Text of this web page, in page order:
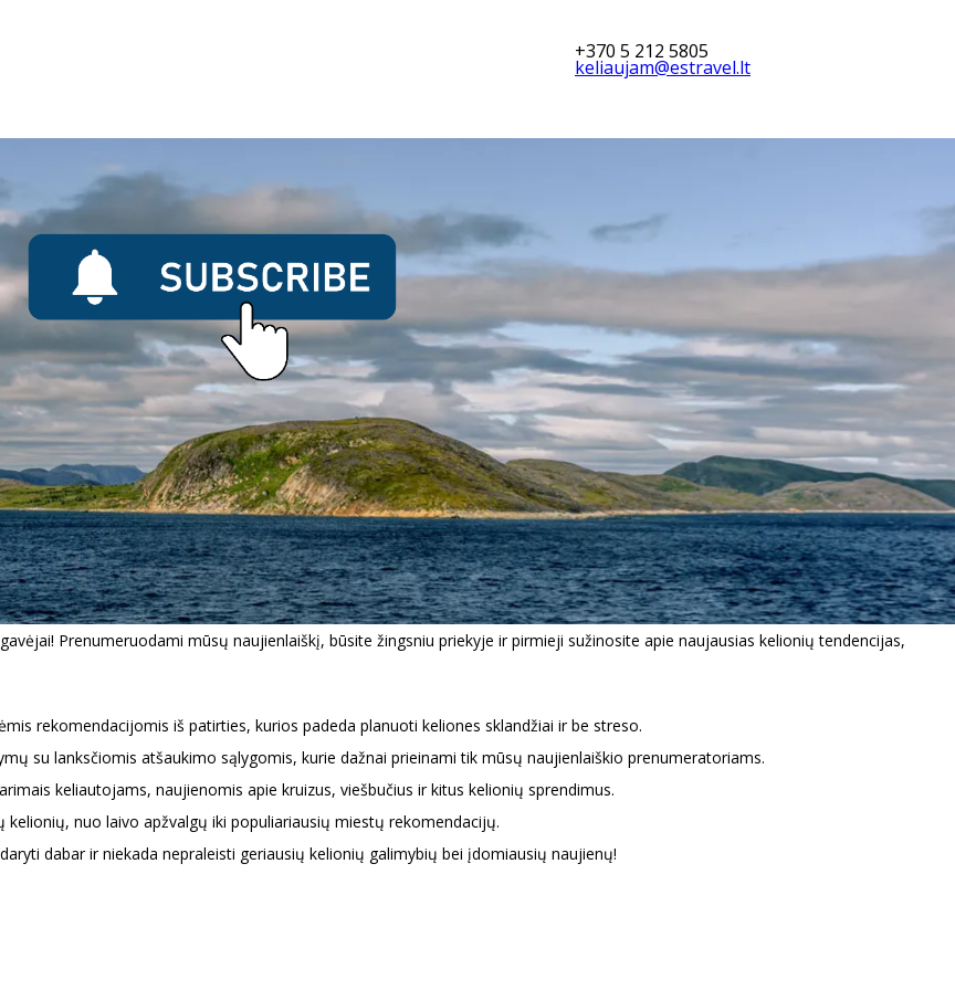
+370 5 212 5805
keliaujam@estravel.lt
Prenumeruodami mūsų naujienlaiškį, būsite žingsniu priekyje ir pirmieji sužinosite apie naujausias kelionių tendencijas,
rekomendacijomis iš patirties, kurios padeda planuoti keliones sklandžiai ir be streso.
su lanksčiomis atšaukimo sąlygomis, kurie dažnai prieinami tik mūsų naujienlaiškio prenumeratoriams.
keliautojams, naujienomis apie kruizus, viešbučius ir kitus kelionių sprendimus.
nuo laivo apžvalgų iki populiariausių miestų rekomendacijų.
dabar ir niekada nepraleisti geriausių kelionių galimybių bei įdomiausių naujienų!